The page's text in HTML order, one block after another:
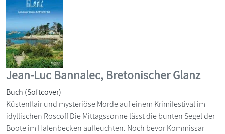
Jean-Luc Bannalec, Bretonischer Glanz
Buch (Softcover)
Küstenflair und mysteriöse Morde auf einem Krimifestival im
idyllischen Roscoff Die Mittagssonne lässt die bunten Segel der
Boote im Hafenbecken aufleuchten. Noch bevor Kommissar